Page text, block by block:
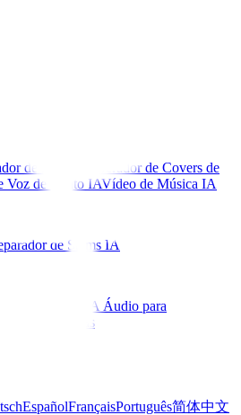
de Letras IA
Gerador de Covers de
Voz de Canto IAVídeo de Música IA
de Stems IA
IA Áudio para
Mais ferramentas
EspañolFrançaisPortuguês简体中文